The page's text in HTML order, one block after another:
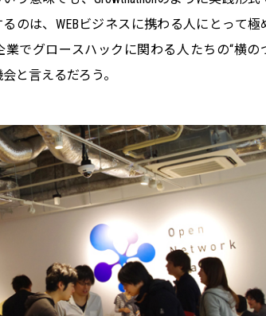
のは、WEBビジネスに携わる人にとって極
でグロースハックに関わる人たちの“横の
と言えるだろう。